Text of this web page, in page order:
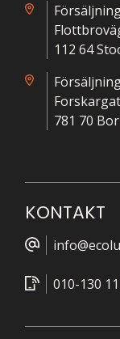
112 64
781 70
KONTAKT
010-130